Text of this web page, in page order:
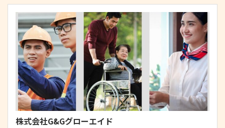
株式会社G&Gグローエイド